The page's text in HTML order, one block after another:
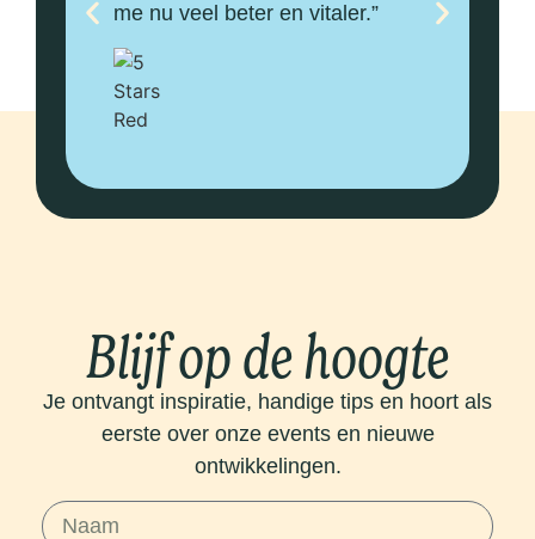
me nu veel beter en vitaler.”
Blijf op de hoogte
Je ontvangt inspiratie, handige tips en hoort als
eerste over onze events en nieuwe
ontwikkelingen.